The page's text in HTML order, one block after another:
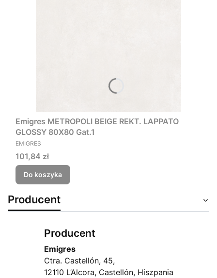
Emigres METROPOLI BEIGE REKT. LAPPATO
GLOSSY 80X80 Gat.1
PRODUCENT
EMIGRES
Cena
101,84 zł
Do koszyka
Producent
Producent
Emigres
Ctra. Castellón, 45,
12110 L’Alcora, Castellón, Hiszpania